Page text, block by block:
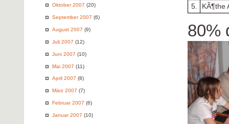
Oktober 2007 (20)
September 2007 (6)
August 2007 (9)
Juli 2007 (12)
Juni 2007 (10)
Mai 2007 (11)
April 2007 (8)
März 2007 (7)
Februar 2007 (6)
Januar 2007 (10)
5.
KÃ¶the
80%